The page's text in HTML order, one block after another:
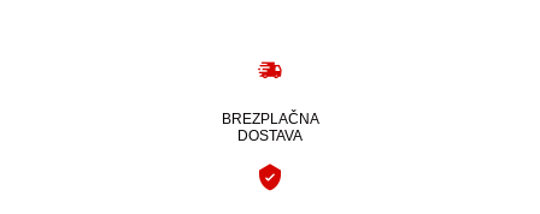
BREZPLAČNA
DOSTAVA